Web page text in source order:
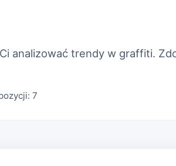
analizować trendy w graffiti.
7